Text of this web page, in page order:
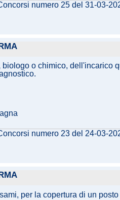
numero 25 del 31-03-
o chimico, dell'incarico
numero 23 del 24-03-
per la copertura di un